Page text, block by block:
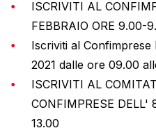
ISCRIVITI AL
FEBBRAIO ORE 9.00-
Iscriviti al Confimprese
2021 dalle ore 09.00
ISCRIVITI AL
CONFIMPRESE DELL'
13.00